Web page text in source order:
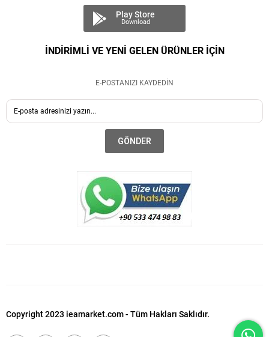
Play Store
Download
İNDİRİMLİ VE YENİ GELEN ÜRÜNLER İÇİN
E-POSTANIZI KAYDEDİN
GÖNDER
Copyright 2023 ieamarket.com - Tüm Hakları Saklıdır.